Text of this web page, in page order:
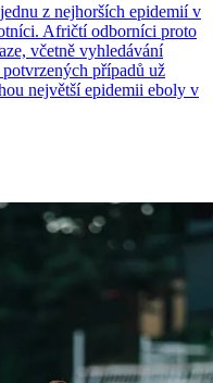
z nejhorších epidemií v
Afričtí odborníci proto
včetně vyhledávání
případů už
největší epidemii eboly v